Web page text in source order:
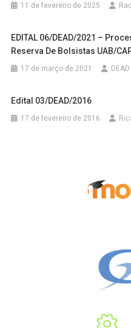
11 de fevereiro de 2025
EDITAL 06/DEAD/2021 –
Reserva De Bolsistas UAB/
17 de março de 2021
Edital 03/DEAD/2016
17 de fevereiro de 2016